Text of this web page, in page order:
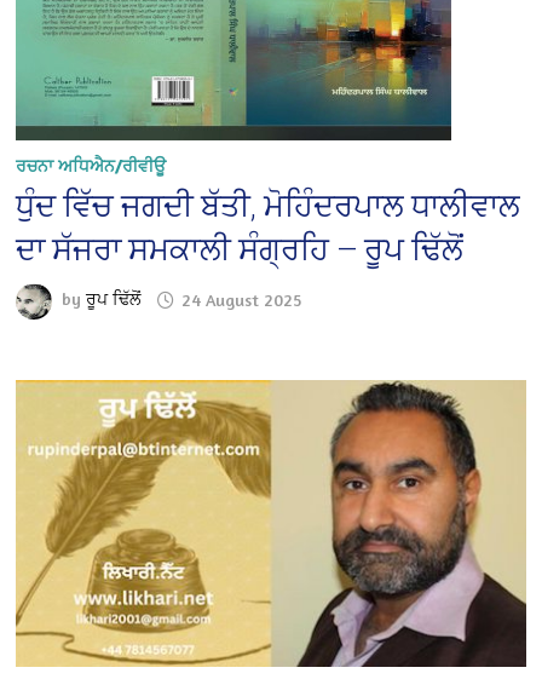
ਰਚਨਾ ਅਧਿਐਨ/ਰੀਵੀਊ
ਧੁੰਦ ਵਿੱਚ ਜਗਦੀ ਬੱਤੀ, ਮੋਹਿੰਦਰਪਾਲ ਧਾਲੀਵਾਲ
ਦਾ ਸੱਜਰਾ ਸਮਕਾਲੀ ਸੰਗ੍ਰਹਿ — ਰੂਪ ਢਿੱਲੋਂ
byਰੂਪ ਢਿੱਲੋਂ 24 August 2025